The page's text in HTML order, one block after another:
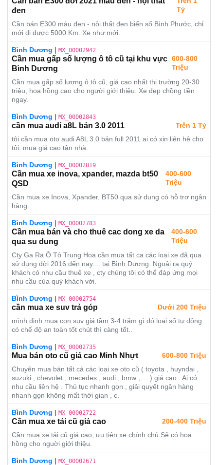
đen
Tỷ
Cần bán E300 màu đen - nội thất đen biển số Bình Phước, chỉ
mới đi được 5000 Km. Xe như mới.
Bình Dương | MX_00002942
Cần mua gấp số lượng ô tô cũ tại khu vực
Bình Dương
600-800
Triệu
Cần mua gấp số lượng ô tô cũ, giá cao nhất thị trường 20-30
triệu, hoa hồng cao cho người giới thiệu. Xe đẹp chồng tiền
ngay.
Bình Dương | MX_00002843
cần mua audi a8L bản 3.0 2011
Trên 1 Tỷ
tôi cần mua oto audi A8L 3.0 bản full 2011 ai có xin liên hệ cho
tôi. mua giá cao tận nhà.
Bình Dương | MX_00002819
Cần mua xe inova, xpander, mazda bt50
QSD
400-600
Triệu
Cần mua xe Inova, Xpander, BT50 qua sử dụng có hỗ trợ ngân
hàng.
Bình Dương | MX_00002783
Cần mua bán và cho thuê cac dong xe da
qua su dung
400-600
Triệu
Cty Ga Ra Ô Tô Trung Hoa cần mua tất ca các loại xe đã qua
sử dụng đời 2016 đến nay.... tại Bình Dương. Ngoải ra quý
khách có nhu cầu thuê xe , cty chúng tôi có thể đáp ứng mọi
nhu cầu của quý khách với.
Bình Dương | MX_00002754
cần mua xe suv trả góp
Dưới 200 Triệu
mình đinh mua con suv giá tầm 3-4 trăm gì đó loại số tự động
có chế độ an toàn tốt chút thì càng tốt..
Bình Dương | MX_00002735
Mua bán oto cũ giá cao Minh Nhựt
600-800 Triệu
Chuyên mua bán tất cả các loại xe oto cũ ( toyota , huyndai ,
suzuki , chevolet , mecedes , audi , bmw ,.... ) giá cao . Ai có
nhu cầu liên hệ . Thủ tục nhanh gọn , giải quyết ngân hàng
nhanh gọn không mất thời gian , c.
Bình Dương | MX_00002722
Cần mua xe tải cũ giá cao
200-400 Triệu
Cần mua xe tải cũ giá cao, ưu tiên xe chính chủ Sẽ có hoa
hồng cho nguời giới thiệu.
Bình Dương | MX_00002671